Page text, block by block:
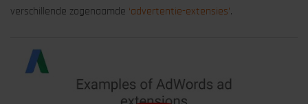
verschillende zogenaamde ‘advertentie-extensies’.